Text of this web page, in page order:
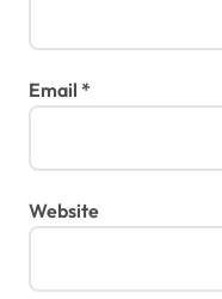
Email *
Website